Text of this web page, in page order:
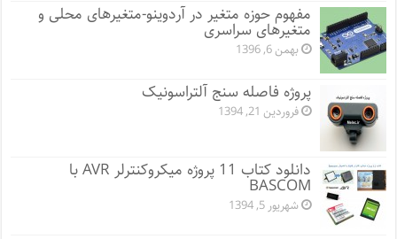
مفهوم حوزه متغیر در آردوینو-متغیرهای محلی و
متغیرهای سراسری
بهمن 6, 1396
پروژه فاصله سنج آلتراسونیک
فروردین 21, 1394
دانلود کتاب 11 پروژه میکروکنترلر AVR با
BASCOM
شهریور 5, 1394